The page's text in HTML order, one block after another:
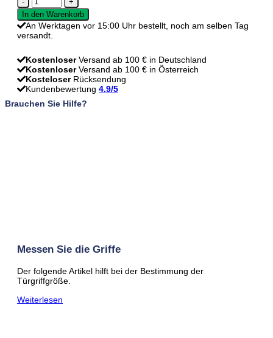
Krystle
-
Stahl
-
mm
Menge
In den Warenkorb
An Werktagen vor 15:00 Uhr bestellt, noch am selben Tag
versandt.
KostenloserVersand ab 100 € in Deutschland
KostenloserVersand ab 100 € in Österreich
Kosteloser Rücksendung
Kundenbewertung 4.9/5
Brauchen Sie Hilfe?
Messen Sie die Griffe
Der folgende Artikel hilft bei der Bestimmung der
Türgriffgröße.
Weiterlesen